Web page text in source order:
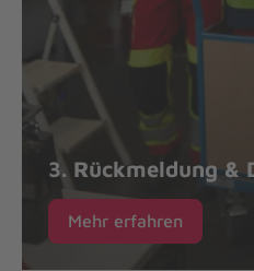
3. Rückmeldung &
Mehr erfahren